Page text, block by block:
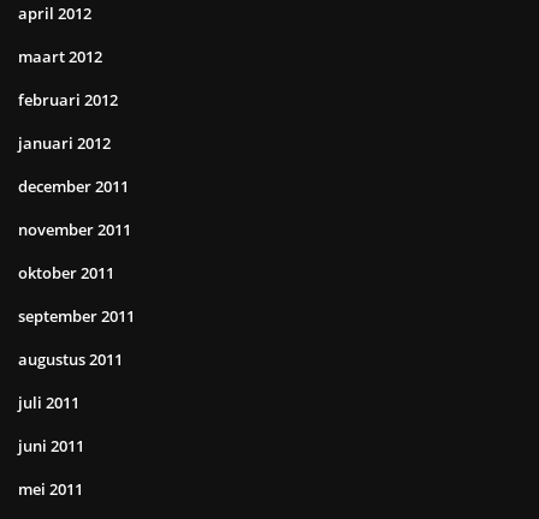
april 2012
maart 2012
februari 2012
januari 2012
december 2011
november 2011
oktober 2011
september 2011
augustus 2011
juli 2011
juni 2011
mei 2011